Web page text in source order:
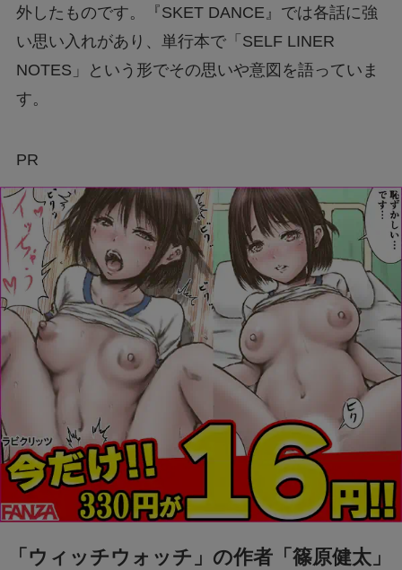
外したものです。『SKET DANCE』では各話に強
い思い入れがあり、単行本で「SELF LINER
NOTES」という形でその思いや意図を語っていま
す。
PR
「ウィッチウォッチ」の作者「篠原健太」